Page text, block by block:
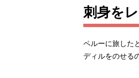
刺身を
ペルーに旅した
ディルをのせる